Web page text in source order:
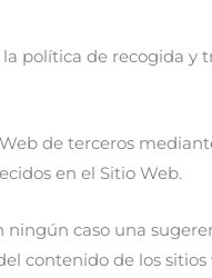
política de recogida y
de terceros
en el Sitio Web.
ningún caso una
contenido de los